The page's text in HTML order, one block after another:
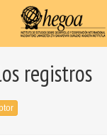
registros